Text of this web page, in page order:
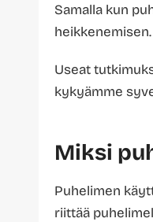
Samalla kun
Useat
kykyämme
Miksi
Puhelimen
riittää